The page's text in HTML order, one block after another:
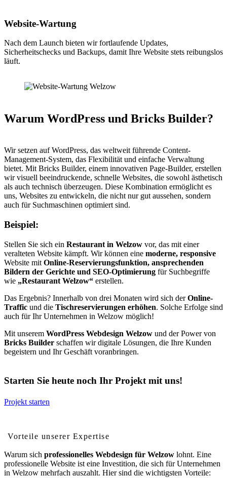
Website-Wartung
Nach dem Launch bieten wir fortlaufende Updates,
Sicherheitschecks und Backups, damit Ihre Website stets reibungslos
läuft.
Warum WordPress und Bricks Builder?
Wir setzen auf WordPress, das weltweit führende Content-
Management-System, das Flexibilität und einfache Verwaltung
bietet. Mit Bricks Builder, einem innovativen Page-Builder, erstellen
wir visuell beeindruckende, schnelle Websites, die sowohl ästhetisch
als auch technisch überzeugen. Diese Kombination ermöglicht es
uns, Websites zu entwickeln, die nicht nur gut aussehen, sondern
auch für Suchmaschinen optimiert sind.
Beispiel:
Stellen Sie sich ein Restaurant in Welzow vor, das mit einer
veralteten Website kämpft. Wir können eine moderne, responsive
Website mit Online-Reservierungsfunktion, ansprechenden
Bildern der Gerichte und SEO-Optimierung für Suchbegriffe
wie „Restaurant Welzow“ erstellen.
Das Ergebnis? Innerhalb von drei Monaten wird sich derOnline-
Traffic und die Tischreservierungen erhöhen. Solche Erfolge sind
auch für Ihr Unternehmen in Welzow möglich!
Mit unserem WordPress Webdesign Welzow und der Power von
Bricks Builder schaffen wir digitale Lösungen, die Ihre Kunden
begeistern und Ihr Geschäft voranbringen.
Starten Sie heute noch Ihr Projekt mit uns!
Projekt starten
Vorteile unserer Expertise
Warum sich professionelles Webdesign für Welzow lohnt. Eine
professionelle Website ist eine Investition, die sich für Unternehmen
in Welzow mehrfach auszahlt. Hier sind die wichtigsten Vorteile: